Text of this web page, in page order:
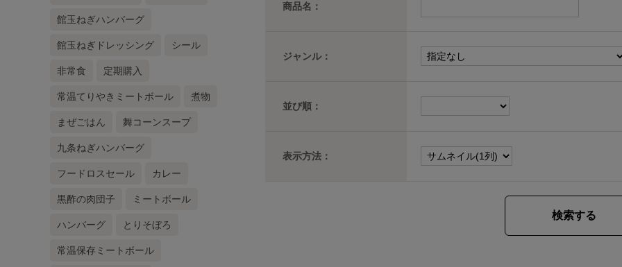
館玉ねぎハンバーグ
館玉ねぎドレッシング シール
非常食 定期購入
常温てりやきミートボール 煮物
まぜごはん 舞コーンスープ
九条ねぎハンバーグ
フードロスセール カレー
黒酢の肉団子 ミートボール
ハンバーグ とりそぼろ
常温保存ミートボール
商品名：
ジャンル：
並び順：
表示方法：